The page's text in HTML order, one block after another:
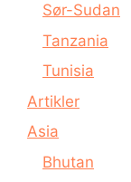
Sør-Sudan
Tanzania
Tunisia
Artikler
Asia
Bhutan